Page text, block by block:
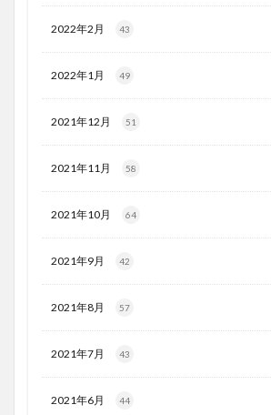
2022年2月 43
2022年1月 49
2021年12月 51
2021年11月 58
2021年10月 64
2021年9月 42
2021年8月 57
2021年7月 43
2021年6月 44